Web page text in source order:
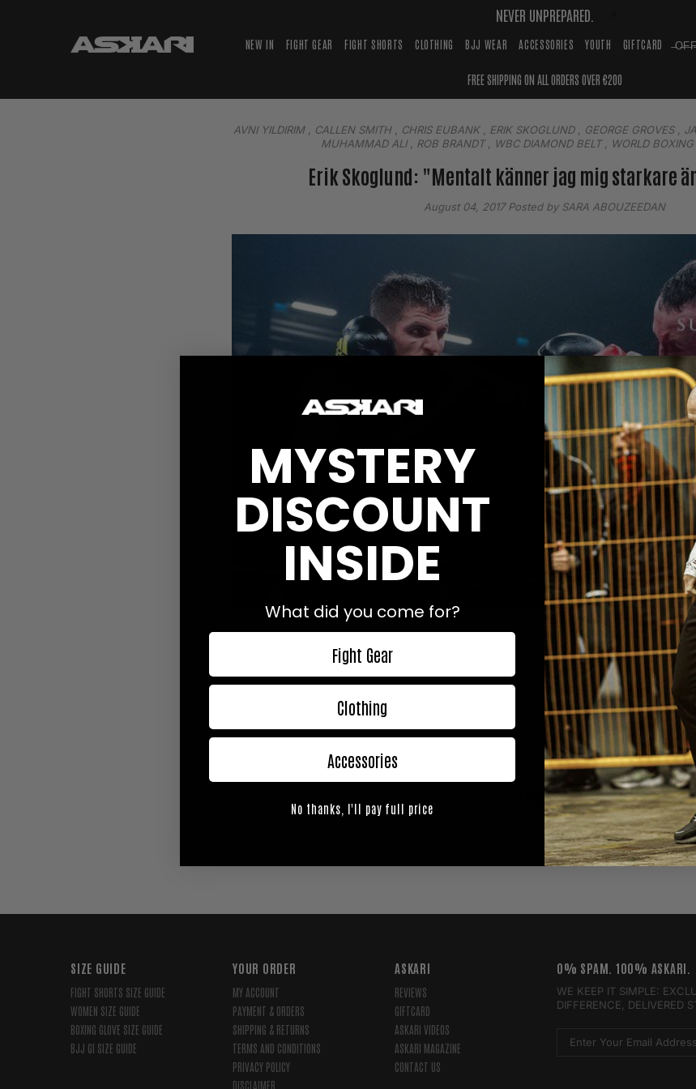
NEVER UNPREPARED.
NEW IN FIGHT GEAR FIGHT SHORTS CLOTHING BJJ WEAR ACCESSORIES YOUTH GIFTCARD
FREE SHIPPING ON ALL ORDERS OVER €200
AVNI YILDIRIM, CALLEN SMITH, CHRIS EUBANK, ERIK SKOGLUND, GEORGE GROVES,
MUHAMMAD ALI, ROB BRANDT, WBC DIAMOND BELT, WORLD BOXING
Erik Skoglund: "Mentalt känner jag mig starkare
August 04, 2017Posted by SARA ABOUZEEDAN
Den 16 september kommer obesegrade Erik Skoglund (26-0) att göra
Supermellanvikt. Skoglund är bokad för en match under World Boxing Super
möta brittiske Callum Smith. Matchen går av stapeln i Liverpool, och det är inte
Det är en kvartsfinal i supermellanviktsturneringen, men också början på en
Diamond Belt. Åtta fighters kämpar om bältet. Utöver Erik Skoglund och
aktörerna Robert Brandt, Jürgen Brähmer, George Groves, Jamie Cox, Chris
Skoglund kommenterar matchningen...
LEARN MORE
SIZE GUIDE
FIGHT SHORTS SIZE GUIDE
WOMEN SIZE GUIDE
BOXING GLOVE SIZE GUIDE
BJJ GI SIZE GUIDE
YOUR ORDER
MY ACCOUNT
PAYMENT & ORDERS
SHIPPING & RETURNS
TERMS AND CONDITIONS
PRIVACY POLICY
DISCLAIMER
ASKARI
REVIEWS
GIFTCARD
ASKARI VIDEOS
ASKARI MAGAZINE
CONTACT US
0% SPAM. 100% ASKARI.
WE KEEP IT SIMPLE:
DIFFERENCE, DELIVERED
MYSTERY
DISCOUNT
INSIDE
What did you come for?
Fight Gear
Clothing
Accessories
No thanks, I'll pay full price